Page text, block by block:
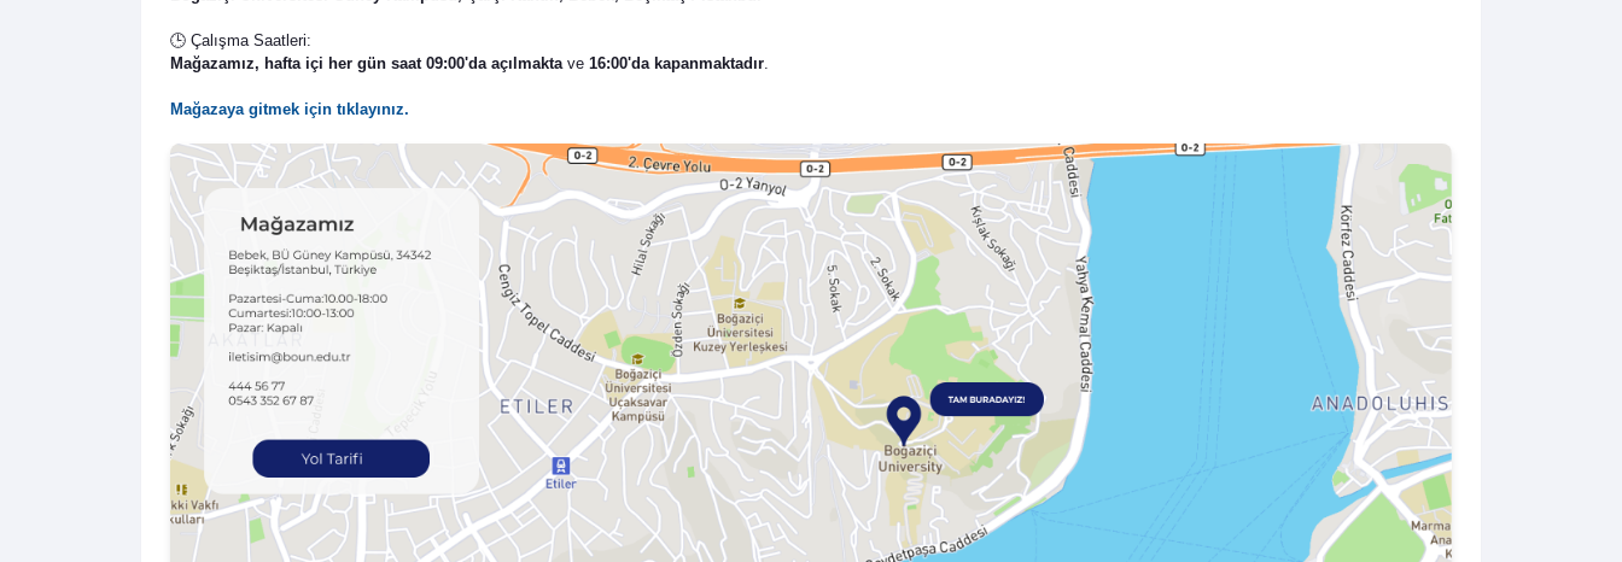
🕒 Çalışma Saatleri:
Mağazamız, hafta içi her gün saat 09:00'da açılmaktave 16:00'da kapanmaktadır.
Mağazaya gitmek için tıklayınız.